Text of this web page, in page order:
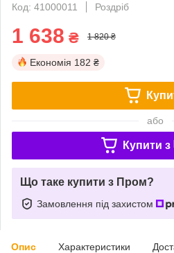
Код: 41000011
Роздріб
1 638 ₴ 1 820 ₴
Економія 182 ₴
або
Купити з
Що таке купити з Пром?
Замовлення під захистом
Опис Характеристики